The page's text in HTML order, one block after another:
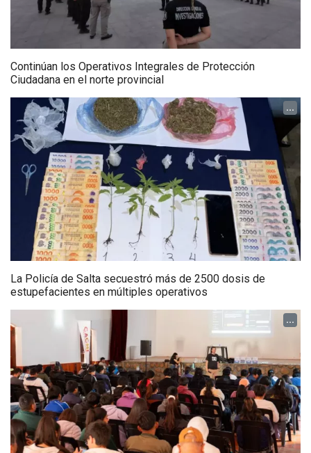
Continúan los Operativos Integrales de Protección
Ciudadana en el norte provincial
...
La Policía de Salta secuestró más de 2500 dosis de
estupefacientes en múltiples operativos
...